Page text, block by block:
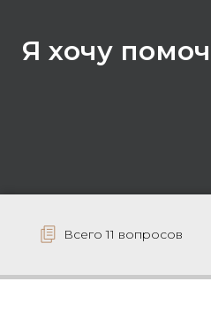
Я хочу
Всего 11 вопросов